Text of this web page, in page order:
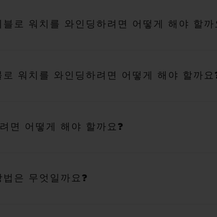
로 워치를 와인딩하려면 어떻게 해야 할까
워치를 와인딩하려면 어떻게 해야 할까요
면 어떻게 해야 할까요?
은 무엇일까요?